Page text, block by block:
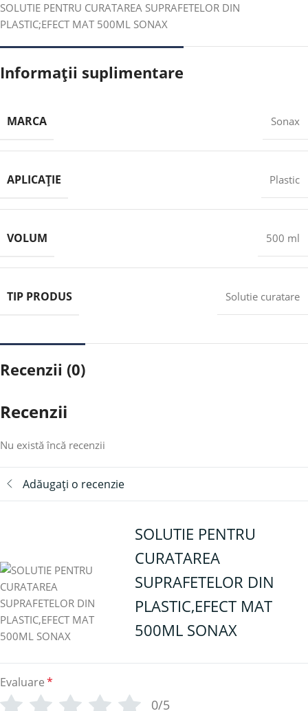
SOLUTIE PENTRU CURATAREA SUPRAFETELOR DIN
PLASTIC;EFECT MAT 500ML SONAX
Informații suplimentare
MARCA Sonax
APLICAȚIE Plastic
VOLUM 500 ml
TIP PRODUS Solutie curatare
Recenzii (0)
Recenzii
Nu există încă recenzii
Adăugați o recenzie
SOLUTIE PENTRU
CURATAREA
SUPRAFETELOR DIN
PLASTIC,EFECT MAT
500ML SONAX
Evaluare*
0/5